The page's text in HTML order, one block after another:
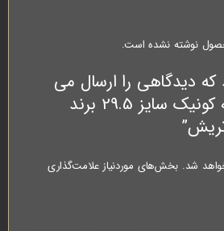
نوشته نشده است.
که دیدگاهی را ارسال می
کنید برای “مته ته کونیک سایز 29.5 برند
شد. بخش‌های موردنیاز علامت‌گذاری